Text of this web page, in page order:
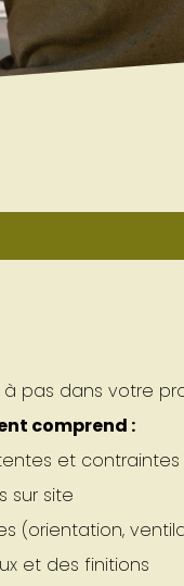
à pas dans votre
comprend :
et contraintes
sur site
(orientation,
et des finitions